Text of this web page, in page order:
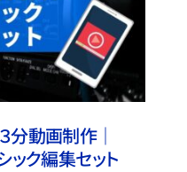
/
分動画制作｜
ック編集セット